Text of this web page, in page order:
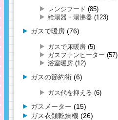
レンジフード (85)
給湯器・湯沸器 (123)
ガスで暖房 (76)
ガスで床暖房 (5)
ガスファンヒーター (57)
浴室暖房 (12)
ガスの節約術 (6)
ガス代を抑える (6)
ガスメーター (15)
ガス衣類乾燥機 (26)